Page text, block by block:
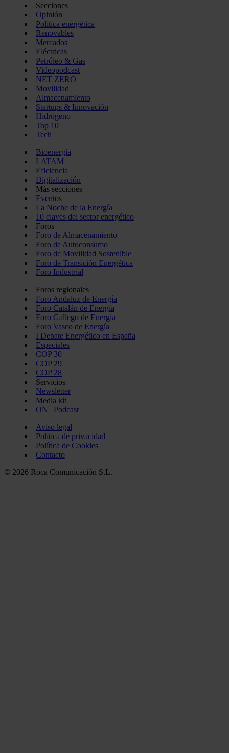
Secciones
Opinión
Política energética
Renovables
Mercados
Eléctricas
Petróleo & Gas
Videopodcast
NET ZERO
Movilidad
Almacenamiento
Startups & Innovación
Hidrógeno
Top 10
Tech
Bioenergía
LATAM
Eficiencia
Digitalización
Más secciones
Eventos
La Noche de la Energía
10 claves del sector energético
Foros
Foro de Almacenamiento
Foro de Autoconsumo
Foro de Movilidad Sostenible
Foro de Transición Energética
Foro Industrial
Foros regionales
Foro Andaluz de Energía
Foro Catalán de Energía
Foro Gallego de Energía
Foro Vasco de Energía
I Debate Energético en España
Especiales
COP 30
COP 29
COP 28
Servicios
Newsletter
Media kit
ON | Podcast
Aviso legal
Política de privacidad
Política de Cookies
Contacto
© 2026 Roca Comunicación S.L.